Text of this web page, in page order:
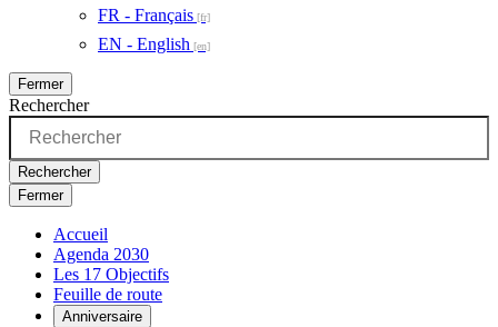
FR - Français
EN - English
Fermer
Rechercher
Rechercher
Fermer
Accueil
Agenda 2030
Les 17 Objectifs
Feuille de route
Anniversaire